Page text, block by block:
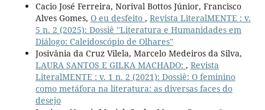
Cacio José Ferreira, Norival Bottos Júnior, Francisco
Alves Gomes, O eu desfeito , Revista LiteralMENTE : v.
5 n. 2 (2025): Dossiê "Literatura e Humanidades em
Diálogo: Caleidoscópio de Olhares"
Josivânia da Cruz Vilela, Marcelo Medeiros da Silva,
LAURA SANTOS E GILKA MACHADO: , Revista
LiteralMENTE : v. 1 n. 2 (2021): Dossiê: O feminino
como metáfora na literatura: as diversas faces do
desejo